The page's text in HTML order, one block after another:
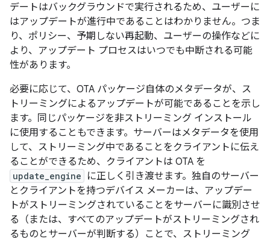
デートはバックグラウンドで実行されるため、ユーザーに
はアップデートが進行中であることはわかりません。つま
り、ポリシー、予期しない再起動、ユーザーの操作などに
より、アップデート プロセスはいつでも中断される可能
性があります。
必要に応じて、OTA パッケージ自体のメタデータが、ス
トリーミングによるアップデートが可能であることを示し
ます。同じパッケージを非ストリーミング インストール
に使用することもできます。サーバーはメタデータを使用
して、ストリーミング中であることをクライアントに伝え
ることができるため、クライアントは OTA を
update_engine
に正しく引き渡せます。独自のサーバー
とクライアントを持つデバイス メーカーは、アップデー
トがストリーミングされていることをサーバーに識別させ
る（または、すべてのアップデートがストリーミングされ
るものとサーバーが判断する）ことで、ストリーミング